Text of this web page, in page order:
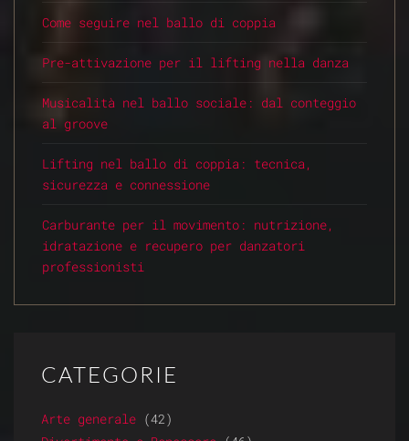
Come seguire nel ballo di coppia
Pre-attivazione per il lifting nella danza
Musicalità nel ballo sociale: dal conteggio
al groove
Lifting nel ballo di coppia: tecnica,
sicurezza e connessione
Carburante per il movimento: nutrizione,
idratazione e recupero per danzatori
professionisti
CATEGORIE
Arte generale (42)